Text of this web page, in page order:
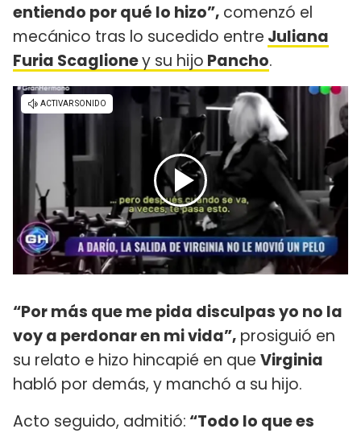
entiendo por qué lo hizo”, comenzó el
mecánico tras lo sucedido entre Juliana
Furia Scaglioney su hijo Pancho.
“Por más que me pida disculpas yo no la
voy a perdonar en mi vida”, prosiguió en
su relato e hizo hincapié en que Virginia
habló por demás, y manchó a su hijo.
Acto seguido, admitió: “Todo lo que es